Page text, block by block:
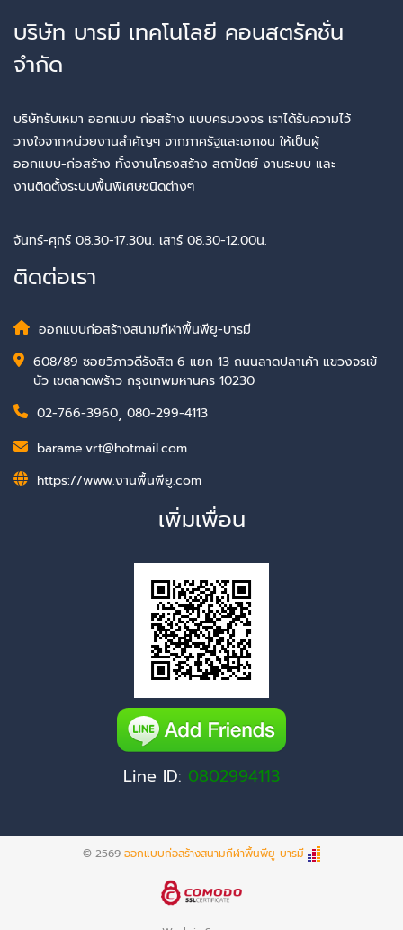
บริษัท บารมี เทคโนโลยี คอนสตรัคชั่น
จำกัด
บริษัทรับเหมา ออกแบบ ก่อสร้าง แบบครบวงจร เราได้รับความไว้
วางใจจากหน่วยงานสำคัญๆ จากภาครัฐและเอกชน ให้เป็นผู้
ออกแบบ-ก่อสร้าง ทั้งงานโครงสร้าง สถาปัตย์ งานระบบ และ
งานติดตั้งระบบพื้นพิเศษชนิดต่างๆ
จันทร์-ศุกร์ 08.30-17.30น. เสาร์ 08.30-12.00น.
ติดต่อเรา
ออกแบบก่อสร้างสนามกีฬาพื้นพียู-บารมี
608/89 ซอยวิภาวดีรังสิต 6 แยก 13 ถนนลาดปลาเค้า แขวงจรเข้
บัว เขตลาดพร้าว กรุงเทพมหานคร 10230
02-766-3960, 080-299-4113
barame.vrt@hotmail.com
https://www.งานพื้นพียู.com
เพิ่มเพื่อน
Line ID: 0802994113
© 2569 ออกแบบก่อสร้างสนามกีฬาพื้นพียู-บารมี